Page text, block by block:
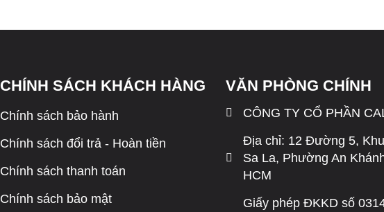
CHÍNH SÁCH KHÁCH HÀNG
Chính sách bảo hành
Chính sách đổi trả - Hoàn tiền
Chính sách thanh toán
Chính sách bảo mật
VĂN PHÒNG CHÍNH
CÔNG TY CỔ PHẦN
Địa chỉ: 12 Đường 5,
Sa La, Phường An
HCM
Giấy phép ĐKKD số